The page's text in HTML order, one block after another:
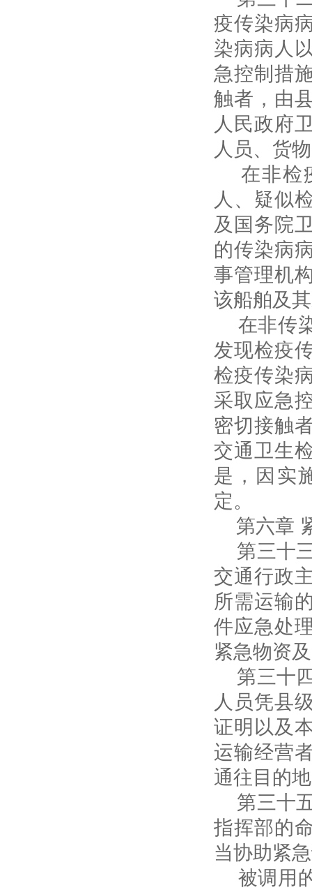
疫传染病
染病病人
急控制措
触者，由
人民政府
人员、货
在非检
人、疑似
及国务院
的传染病
事管理机
该船舶及
在非传
发现检疫
检疫传染
采取应急
密切接触
交通卫生
是，因实
定。
第六章
第三十
交通行政
所需运输
件应急处
紧急物资
第三十
人员凭县
证明以及
运输经营
通往目的
第三十
指挥部的
当协助紧
被调用